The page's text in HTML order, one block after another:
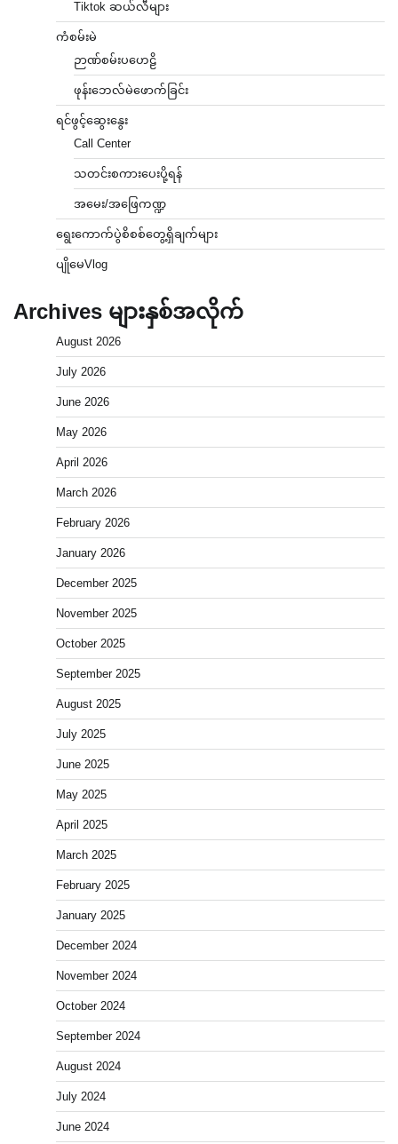
Tiktok ဆယ်လီများ
ကံစမ်းမဲ
ဉာဏ်စမ်းပဟေဠိ
ဖုန်းဘေလ်မဲဖောက်ခြင်း
ရင်ဖွင့်ဆွေးနွေး
Call Center
သတင်းစကားပေးပို့ရန်
အမေး/အဖြေကဏ္ဍ
ရွေးကောက်ပွဲစိစစ်တွေ့ရှိချက်များ
ပျိုမေVlog
Archives များနှစ်အလိုက်
August 2026
July 2026
June 2026
May 2026
April 2026
March 2026
February 2026
January 2026
December 2025
November 2025
October 2025
September 2025
August 2025
July 2025
June 2025
May 2025
April 2025
March 2025
February 2025
January 2025
December 2024
November 2024
October 2024
September 2024
August 2024
July 2024
June 2024